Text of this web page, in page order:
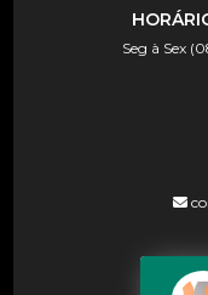
Seg à Sex